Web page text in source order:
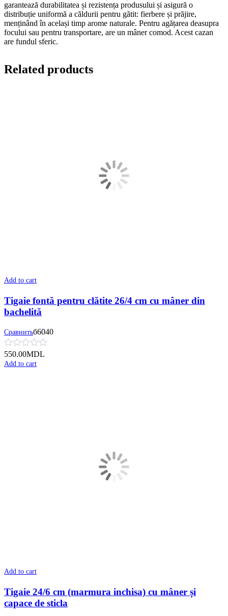
garantează durabilitatea și rezistența produsului și asigură o
distribuție uniformă a căldurii pentru gătit: fierbere și prăjire,
menținând în același timp arome naturale. Pentru agățarea deasupra
focului sau pentru transportare, are un mâner comod. Acest cazan
are fundul sferic.
Related products
Add to cart
Tigaie fontă pentru clătite 26/4 cm cu mâner din
bachelită
Сравнитьб6040
550.00MDL
Add to cart
Add to cart
Tigaie 24/6 cm (marmura inchisa) cu mâner și
сapace de sticla